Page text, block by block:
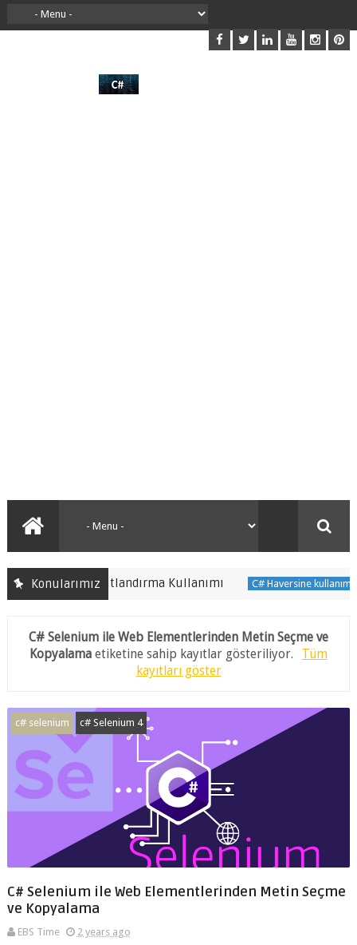
Konularımız
Yeniden Boyutlandırma Kullanımı C# Haversine kullanımı
C# Selenium ile Web Elementlerinden Metin Seçme ve
Kopyalama etiketine sahip kayıtlar gösteriliyor.
Tüm
kayıtları göster
c# selenium c# Selenium 4
C# Selenium ile Web Elementlerinden Metin Seçme
ve Kopyalama
EBS Time
2 years ago